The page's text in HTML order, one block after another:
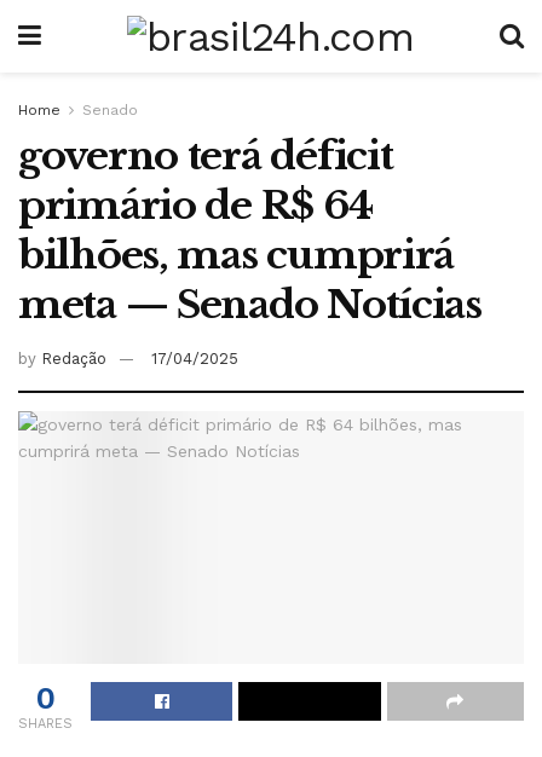
Home Senado
governo terá déficit
primário de R$ 64
bilhões, mas cumprirá
meta — Senado Notícias
by Redação 17/04/2025
0
SHARES